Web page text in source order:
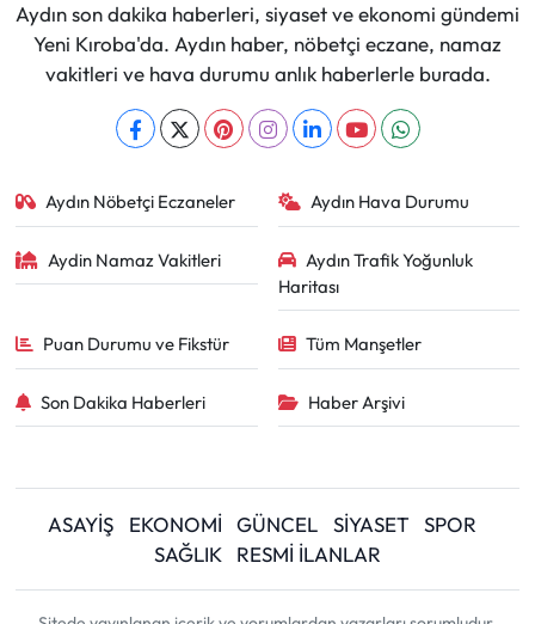
Aydın son dakika haberleri, siyaset ve ekonomi gündemi
Yeni Kıroba'da. Aydın haber, nöbetçi eczane, namaz
vakitleri ve hava durumu anlık haberlerle burada.
Aydın Nöbetçi Eczaneler Aydın Hava Durumu
Aydin Namaz Vakitleri
Aydın Trafik Yoğunluk
Haritası
Puan Durumu ve Fikstür Tüm Manşetler
Son Dakika Haberleri Haber Arşivi
ASAYİŞ EKONOMİ GÜNCEL SİYASET
SPOR
SAĞLIK
RESMİ İLANLAR